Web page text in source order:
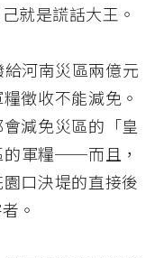
就是謊話大王。
河南災區兩億元
徵收不能減免。
減免災區的「皇
的軍糧──而且，
口決堤的直接後
。